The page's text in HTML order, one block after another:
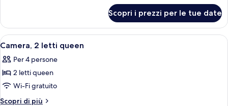
1
letto
king
Scopri i prezzi per le tue date
Apri
tutte
le
foto
per
Camera,
Camera d'albergo con due letti, una
3
Camera, 2 letti queen
Per 4 persone
2 letti queen
Wi-Fi gratuito
Scopri di più
Altri